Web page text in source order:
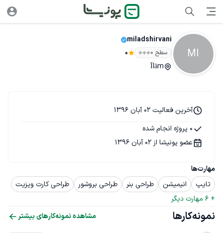
MI
miladshirvani
سطح ۰ 0
Īlām
مهارت‌ها
تایپ
انیمیشن طراحی بنر طراحی بروشور
طراحی کارت ویزیت
+
6 مهارت دیگر
آخرین فعالیت 02 آبان 1396
0 پروژه انجام شده
عضو پونیشا از 02 آبان 1396
نمونه‌کارها مشاهده نمونه‌کارهای بیشتر